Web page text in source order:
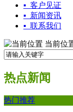
▪ 客户见证
▪ 新闻资讯
▪ 联系我们
当前位
热点新闻
热门推荐